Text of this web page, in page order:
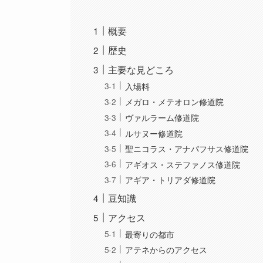
概要
歴史
主要な見どころ
入場料
メガロ・メテオロン修道院
ヴァルラーム修道院
ルサヌー修道院
聖ニコラス・アナパフサス修道院
アギオス・ステファノス修道院
アギア・トリアダ修道院
豆知識
アクセス
最寄りの都市
アテネからのアクセス